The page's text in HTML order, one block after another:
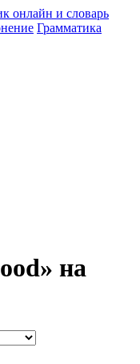
Грамматика
на